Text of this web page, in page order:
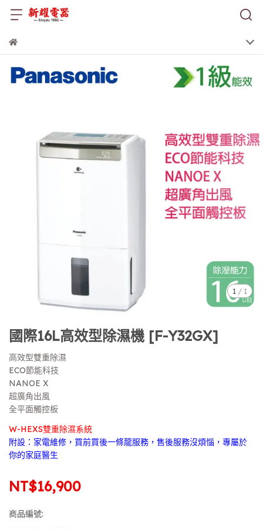
1 / 1
國際16L高效型除濕機 [F-Y32GX]
高效型雙重除濕
ECO節能科技
NANOE X
超廣角出風
全平面觸控板
W-HEXS雙重除濕系統
附設：家電維修，買前買後一條龍服務，售後服務沒煩惱，專屬於
你的家庭醫生
NT$16,900
商品編號: